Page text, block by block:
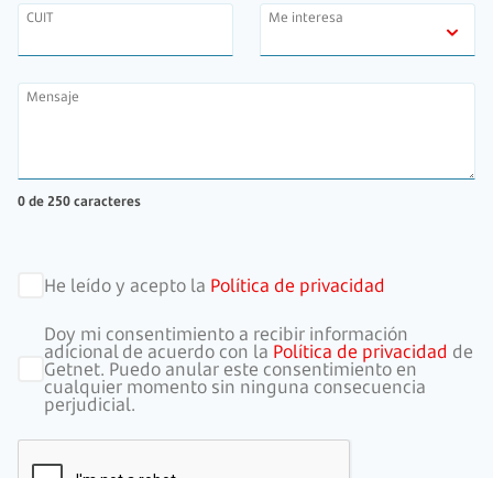
CUIT Me interesa
Mensaje
0 de 250 caracteres
He leído y acepto la Política de privacidad
Doy mi consentimiento a recibir información
adicional de acuerdo con la Política de privacidad de
Getnet. Puedo anular este consentimiento en
cualquier momento sin ninguna consecuencia
perjudicial.